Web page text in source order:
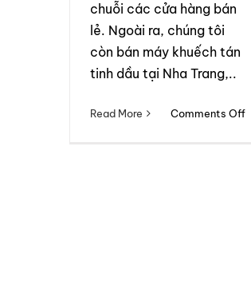
chuỗi các cửa hàng bán
lẻ. Ngoài ra, chúng tôi
còn bán máy khuếch tán
tinh dầu tại Nha Trang,..
Read More Comments Offon